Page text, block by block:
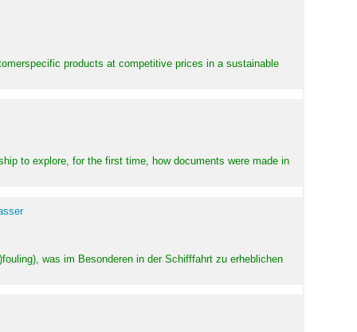
products at competitive prices in a sustainable
to explore, for the first time, how documents were made in
was im Besonderen in der Schifffahrt zu erheblichen